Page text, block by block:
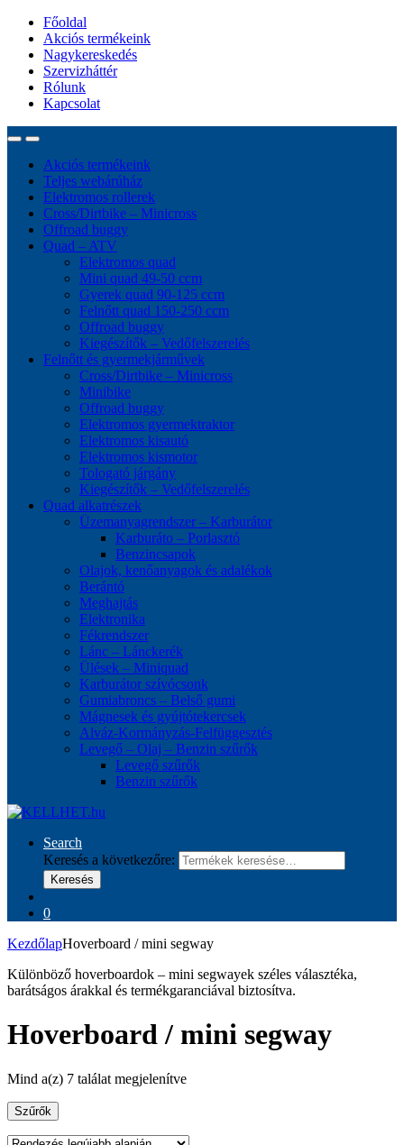
Főoldal
Akciós termékeink
Nagykereskedés
Szervizháttér
Rólunk
Kapcsolat
Akciós termékeink
Teljes webárúház
Elektromos rollerek
Cross/Dirtbike – Minicross
Offroad buggy
Quad – ATV
Elektromos quad
Mini quad 49-50 ccm
Gyerek quad 90-125 ccm
Felnőtt quad 150-250 ccm
Offroad buggy
Kiegészítők – Vedőfelszerelés
Felnőtt és gyermekjárművek
Cross/Dirtbike – Minicross
Minibike
Offroad buggy
Elektromos gyermektraktor
Elektromos kisautó
Elektromos kismotor
Tologató járgány
Kiegészítők – Vedőfelszerelés
Quad alkatrészek
Üzemanyagrendszer – Karburátor
Karburáto – Porlasztó
Benzincsapok
Olajok, kenőanyagok és adalékok
Berántó
Meghajtás
Elektronika
Fékrendszer
Lánc – Lánckerék
Ülések – Miniquad
Karburátor szívócsonk
Gumiabroncs – Belső gumi
Mágnesek és gyújtótekercsek
Alváz-Kormányzás-Felfüggesztés
Levegő – Olaj – Benzin szűrők
Levegő szűrők
Benzin szűrők
Search
Keresés a következőre:
Keresés
0
KezdőlapHoverboard / mini segway
Különböző hoverboardok – mini segwayek széles választéka,
barátságos árakkal és termékgaranciával biztosítva.
Hoverboard / mini segway
Mind a(z) 7 találat megjelenítve
Szűrők